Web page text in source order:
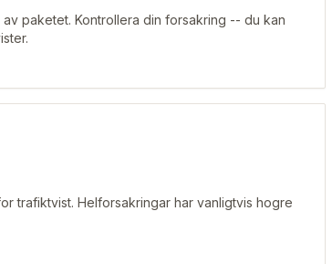
paketet. Kontrollera din forsakring -- du kan
trafiktvist. Helforsakringar har vanligtvis hogre